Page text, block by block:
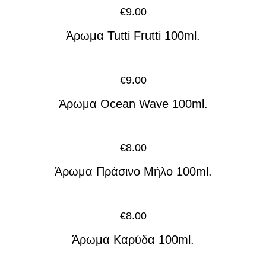
€9.00
Άρωμα Tutti Frutti 100ml.
€9.00
Άρωμα Ocean Wave 100ml.
€8.00
Άρωμα Πράσινο Μήλο 100ml.
€8.00
Άρωμα Καρύδα 100ml.